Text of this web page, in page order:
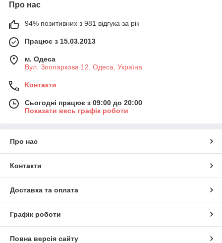
Про нас
94% позитивних з 981 відгука за рік
Працює з 15.03.2013
м. Одеса
Вул. Зоопаркова 12, Одеса, Україна
Контакти
Сьогодні працює з 09:00 до 20:00
Показати весь графік роботи
Про нас
Контакти
Доставка та оплата
Графік роботи
Повна версія сайту